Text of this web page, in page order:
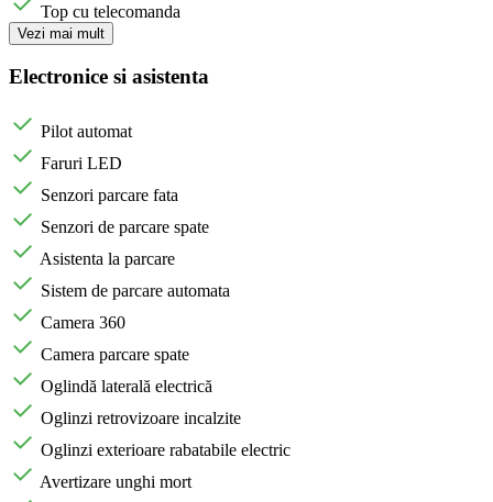
Top cu telecomanda
Vezi mai mult
Electronice si asistenta
Pilot automat
Faruri LED
Senzori parcare fata
Senzori de parcare spate
Asistenta la parcare
Sistem de parcare automata
Camera 360
Camera parcare spate
Oglindă laterală electrică
Oglinzi retrovizoare incalzite
Oglinzi exterioare rabatabile electric
Avertizare unghi mort